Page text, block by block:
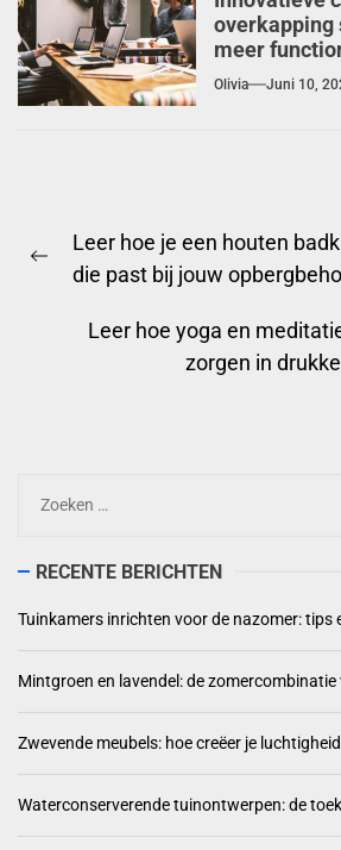
overkapping
meer
Olivia Juni 10,
Previous
Leer hoe je een houten
die past bij jouw
Leer hoe yoga en
zorgen in
naar:
RECENTE BERICHTEN
Tuinkamers inrichten voor de nazomer: tips
Mintgroen en lavendel: de
Zwevende meubels: hoe creëer je
Waterconserverende tuinontwerpen: de